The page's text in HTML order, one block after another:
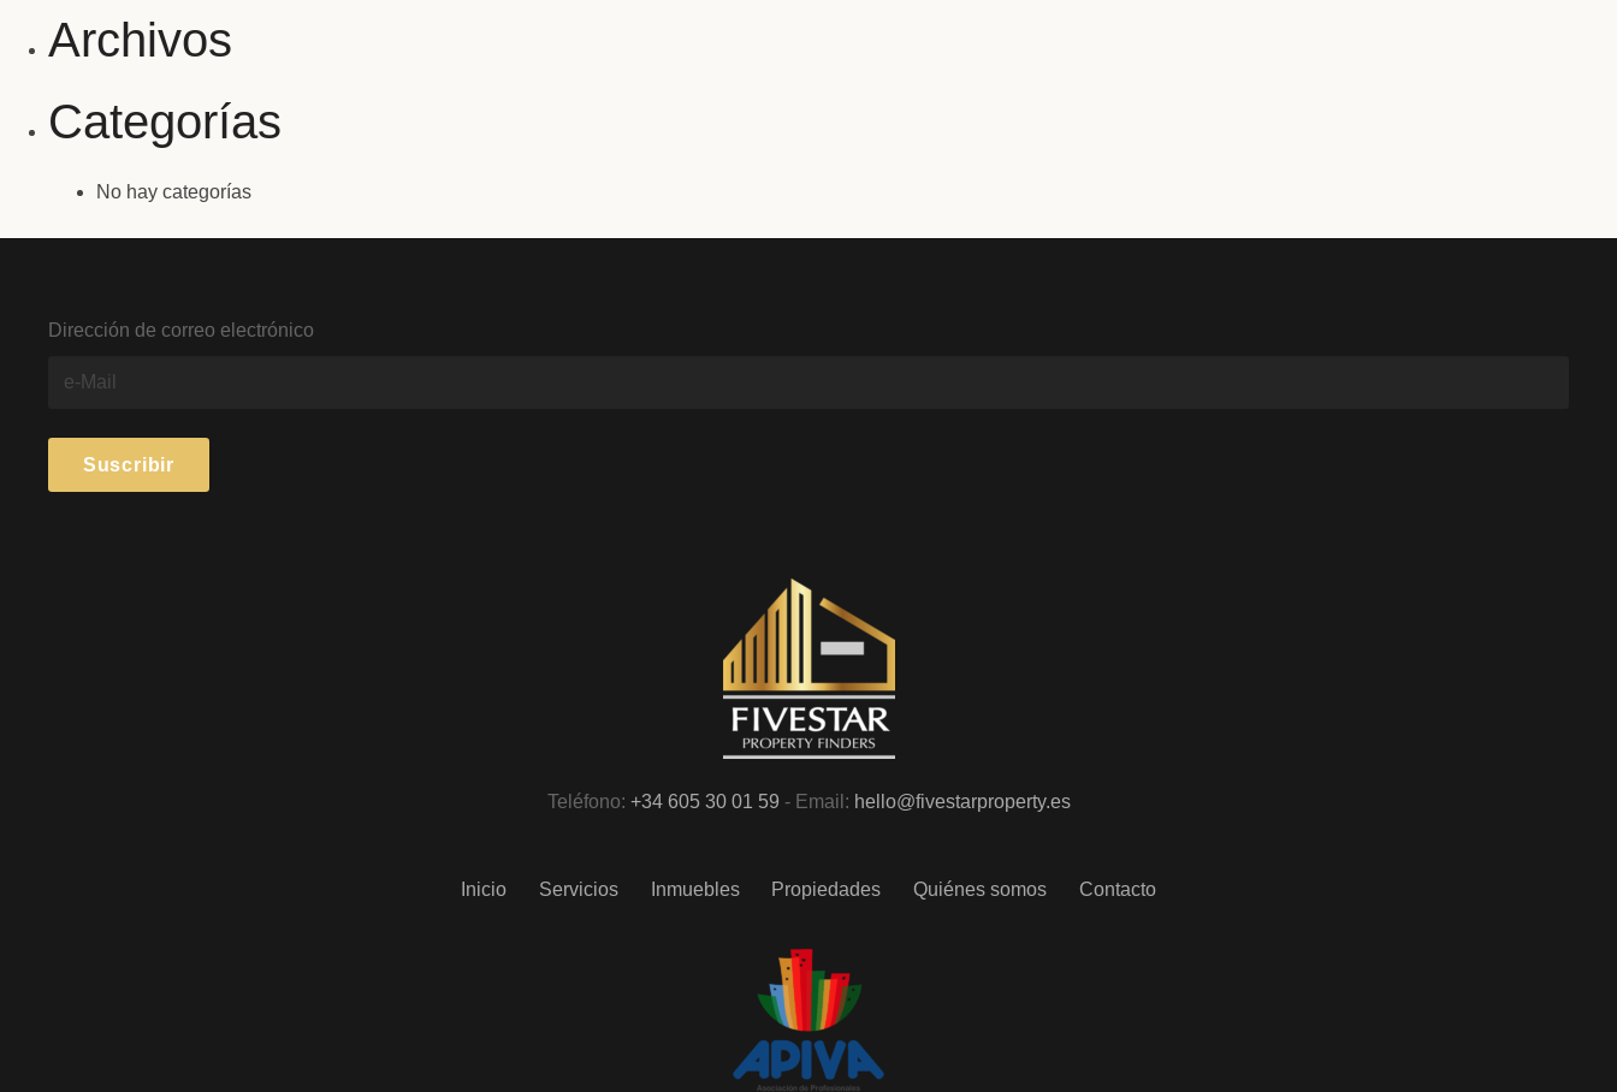
Archivos
Categorías
No hay categorías
Dirección de correo electrónico
Teléfono: +34 605 30 01 59 - Email: hello@fivestarproperty.es
Inicio Servicios Inmuebles Propiedades Quiénes somos Contacto